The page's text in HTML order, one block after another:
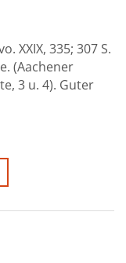
XXIX, 335; 307 S.
(Aachener
3 u. 4). Guter